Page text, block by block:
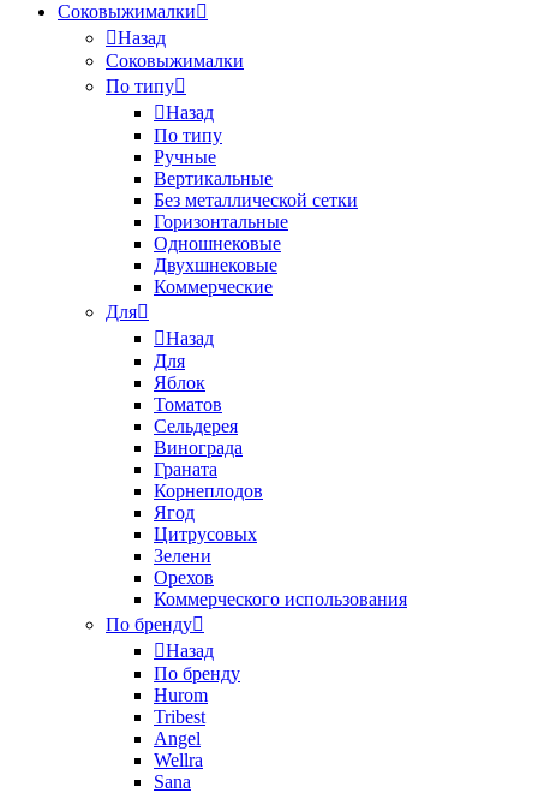
Соковыжималки
Назад
Соковыжималки
По типу
Назад
По типу
Ручные
Вертикальные
Без металлической сетки
Горизонтальные
Одношнековые
Двухшнековые
Коммерческие
Для
Назад
Для
Яблок
Томатов
Cельдерея
Винограда
Граната
Корнеплодов
Ягод
Цитрусовых
Зелени
Орехов
Коммерческого использования
По бренду
Назад
По бренду
Hurom
Tribest
Angel
Wellra
Sana